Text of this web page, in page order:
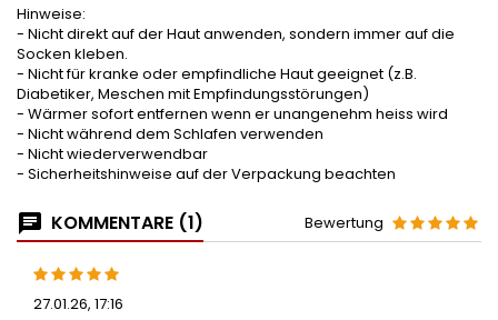
Hinweise:
- Nicht direkt auf der Haut anwenden, sondern immer auf die
Socken kleben.
- Nicht für kranke oder empfindliche Haut geeignet (z.B.
Diabetiker, Meschen mit Empfindungsstörungen)
- Wärmer sofort entfernen wenn er unangenehm heiss wird
- Nicht während dem Schlafen verwenden
- Nicht wiederverwendbar
- Sicherheitshinweise auf der Verpackung beachten
KOMMENTARE (1) Bewertung
27.01.26, 17:16